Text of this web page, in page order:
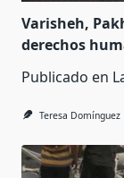
Varisheh,
derechos
Publicado en
Teresa Domínguez